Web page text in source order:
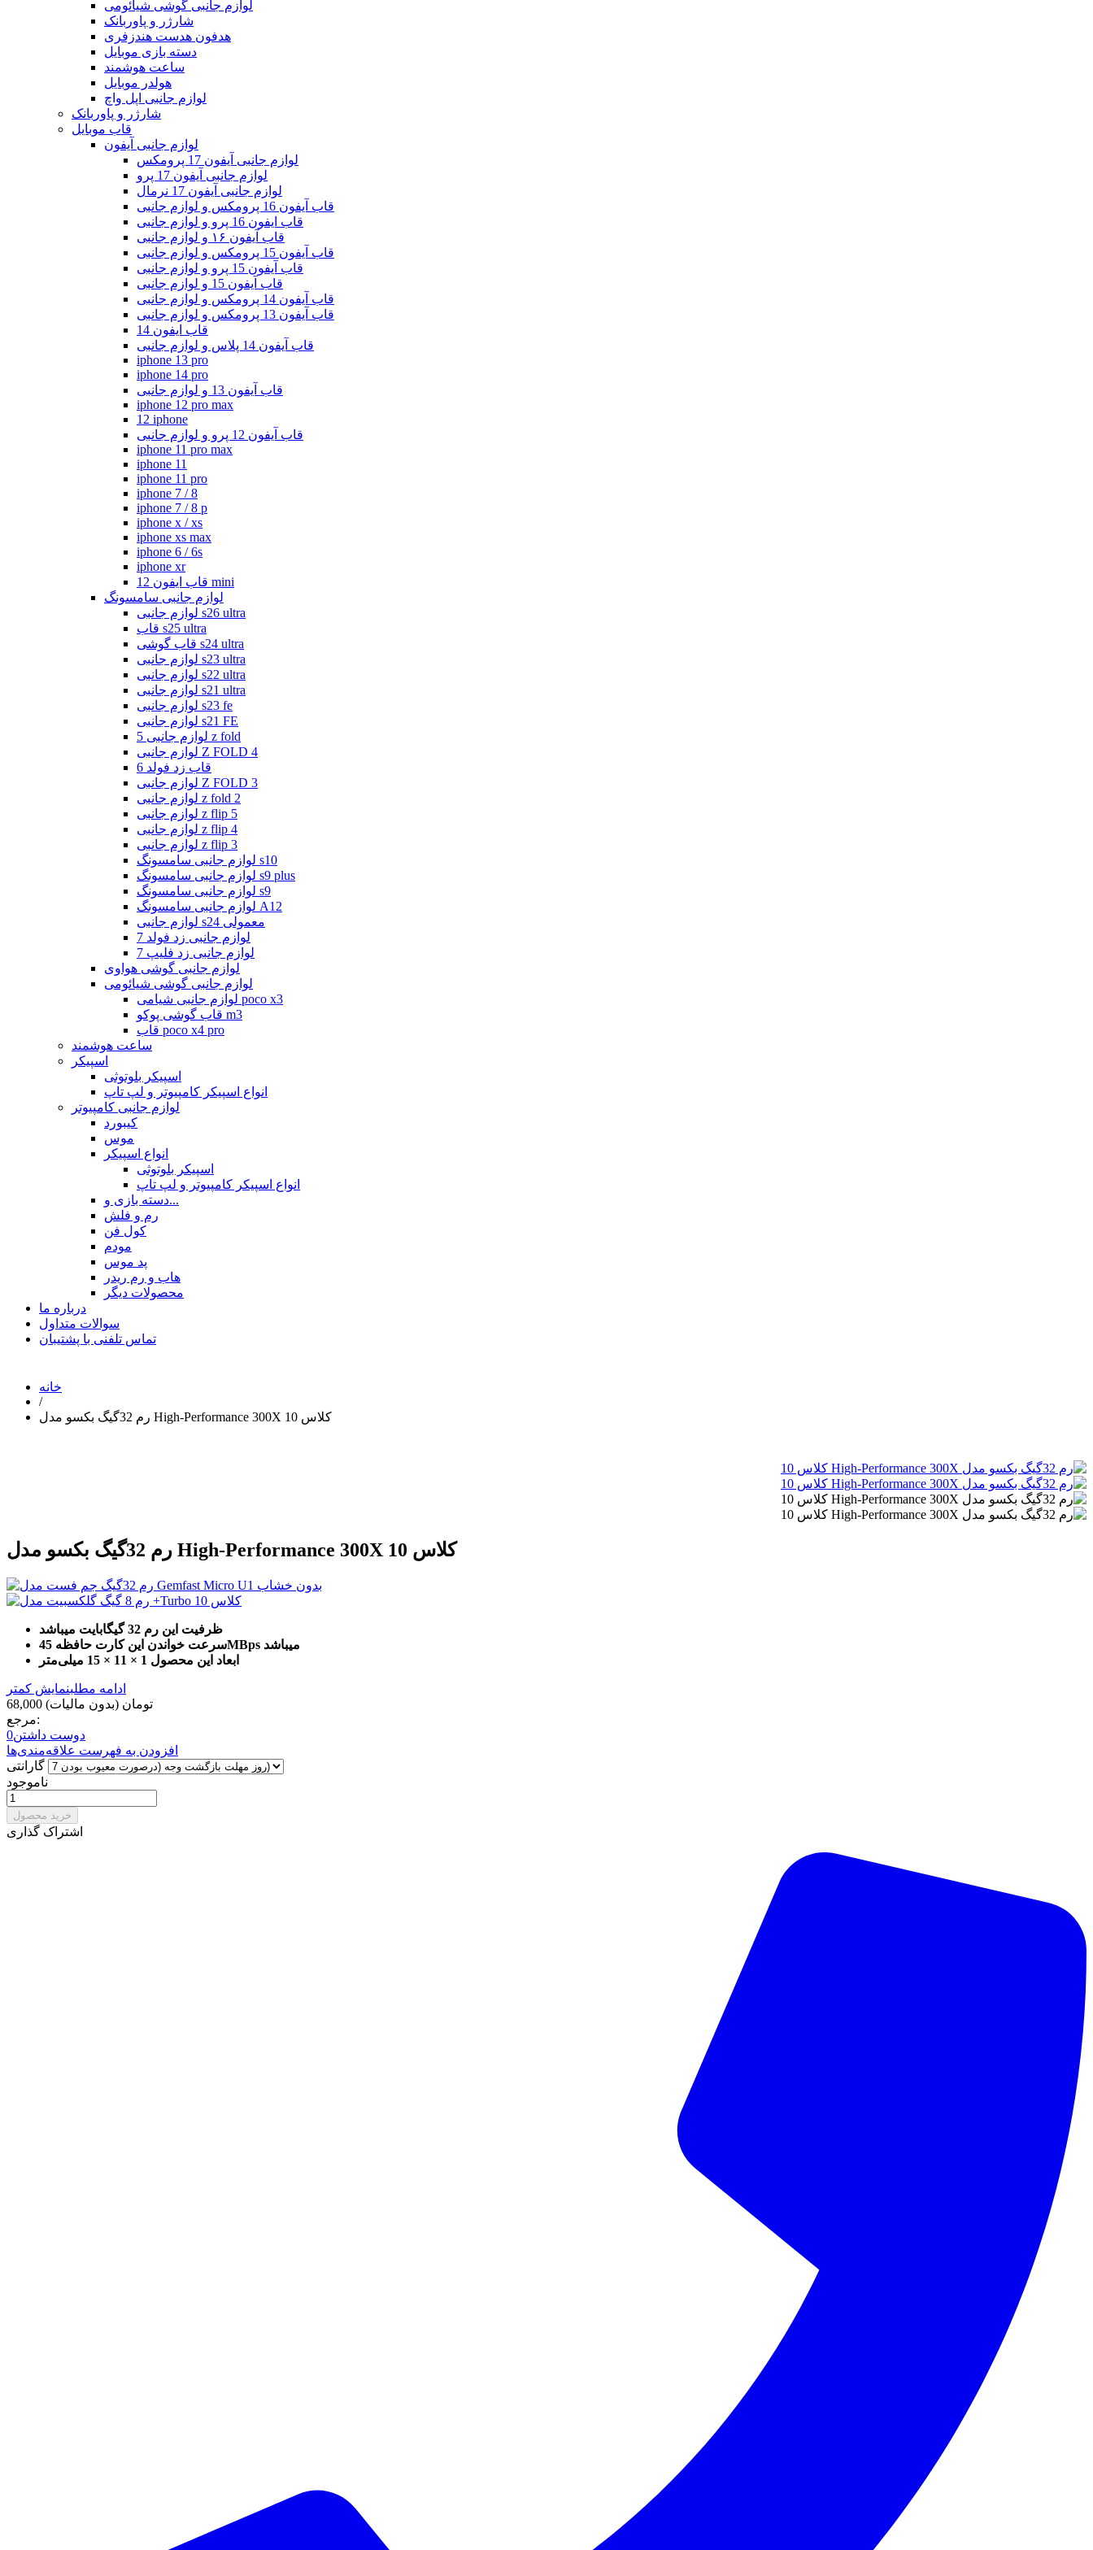
لوازم جانبی گوشی شیائومی
شارژر و پاوربانک
هدفون هدست هندزفری
دسته بازی موبایل
ساعت هوشمند
هولدر موبایل
لوازم جانبی اپل واچ
شارژر و پاوربانک
قاب موبایل
لوازم جانبی آیفون
لوازم جانبی آیفون 17 پرومکس
لوازم جانبی آیفون 17 پرو
لوازم جانبی آیفون 17 نرمال
قاب آیفون 16 پرومکس و لوازم جانبی
قاب ایفون 16 پرو و لوازم جانبی
قاب آیفون ۱۶ و لوازم جانبی
قاب آیفون 15 پرومکس و لوازم جانبی
قاب آیفون 15 پرو و لوازم جانبی
قاب آیفون 15 و لوازم جانبی
قاب آیفون 14 پرومکس و لوازم جانبی
قاب آیفون 13 پرومکس و لوازم جانبی
قاب ایفون 14
قاب آیفون 14 پلاس و لوازم جانبی
iphone 13 pro
iphone 14 pro
قاب آیفون 13 و لوازم جانبی
iphone 12 pro max
12 iphone
قاب آیفون 12 پرو و لوازم جانبی
iphone 11 pro max
iphone 11
iphone 11 pro
iphone 7 / 8
iphone 7 / 8 p
iphone x / xs
iphone xs max
iphone 6 / 6s
iphone xr
قاب ایفون 12 mini
لوازم جانبی سامسونگ
لوازم جانبی s26 ultra
قاب s25 ultra
قاب گوشی s24 ultra
لوازم جانبی s23 ultra
لوازم جانبی s22 ultra
لوازم جانبی s21 ultra
لوازم جانبی s23 fe
لوازم جانبی s21 FE
لوازم جانبی 5 z fold
لوازم جانبی Z FOLD 4
قاب زد فولد 6
لوازم جانبی Z FOLD 3
لوازم جانبی z fold 2
لوازم جانبی z flip 5
لوازم جانبی z flip 4
لوازم جانبی z flip 3
لوازم جانبی سامسونگ s10
لوازم جانبی سامسونگ s9 plus
لوازم جانبی سامسونگ s9
لوازم جانبی سامسونگ A12
لوازم جانبی s24 معمولی
لوازم جانبی زد فولد 7
لوازم جانبی زد فلیپ 7
لوازم جانبی گوشی هواوی
لوازم جانبی گوشی شیائومی
لوازم جانبی شیامی poco x3
قاب گوشی پوکو m3
قاب poco x4 pro
ساعت هوشمند
اسپیکر
اسپیکر بلوتوثی
انواع اسپیکر کامپیوتر و لپ تاپ
لوازم جانبی کامپیوتر
کیبورد
موس
انواع اسپیکر
اسپیکر بلوتوثی
انواع اسپیکر کامپیوتر و لپ تاپ
دسته بازی و...
رم و فلش
کول فن
مودم
پد موس
هاب و رم ریدر
محصولات دیگر
درباره ما
سوالات متداول
تماس تلفنی با پشتیبان
خانه
/
رم 32گیگ بکسو مدل High-Performance 300X کلاس 10
رم 32گیگ بکسو مدل High-Performance 300X کلاس 10
ظرفیت این رم 32 گیگابایت میباشد
سرعت خواندن این کارت حافظه 45
MBps میباشد
ابعاد این محصول 1 × 11 × 15 میلی‌متر
ادامه مطلبنمایش کمتر
68,000 تومان (بدون مالیات)
مرجع:
دوست داشتن0
افزودن به فهرست علاقه‌مندی‌ها
گارانتی
ناموجود
خرید محصول
اشتراک گذاری